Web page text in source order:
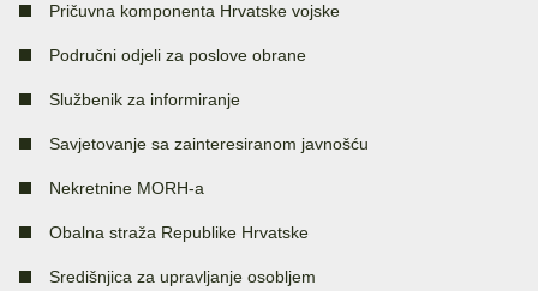
Pričuvna komponenta Hrvatske vojske
Područni odjeli za poslove obrane
Službenik za informiranje
Savjetovanje sa zainteresiranom javnošću
Nekretnine MORH-a
Obalna straža Republike Hrvatske
Središnjica za upravljanje osobljem